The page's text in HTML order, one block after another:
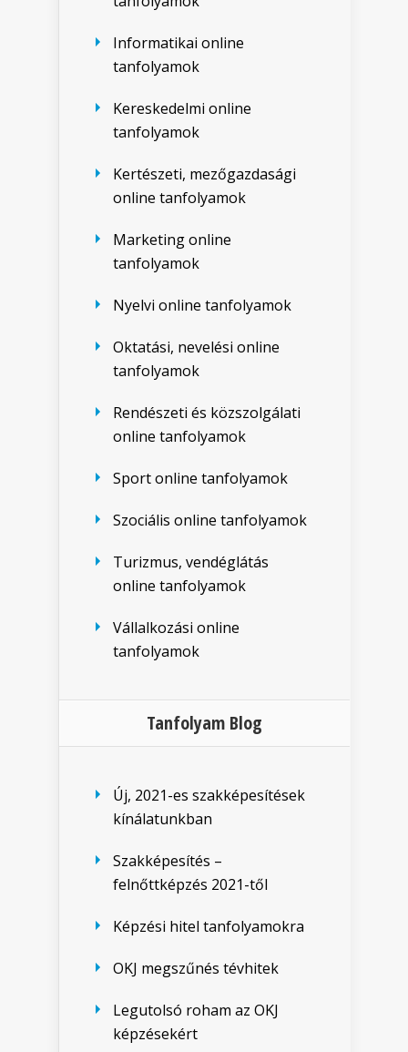
Informatikai online
tanfolyamok
Kereskedelmi online
tanfolyamok
Kertészeti, mezőgazdasági
online tanfolyamok
Marketing online
tanfolyamok
Nyelvi online tanfolyamok
Oktatási, nevelési online
tanfolyamok
Rendészeti és közszolgálati
online tanfolyamok
Sport online tanfolyamok
Szociális online tanfolyamok
Turizmus, vendéglátás
online tanfolyamok
Vállalkozási online
tanfolyamok
Tanfolyam Blog
Új, 2021-es szakképesítések
kínálatunkban
Szakképesítés –
felnőttképzés 2021-től
Képzési hitel tanfolyamokra
OKJ megszűnés tévhitek
Legutolsó roham az OKJ
képzésekért